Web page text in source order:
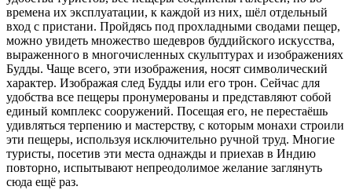
времена их эксплуатации, к каждой из них, шёл отдельный
вход с пристани. Пройдясь под прохладными сводами пещер,
можно увидеть множество шедевров буддийского искусства,
выраженного в многочисленных скульптурах и изображениях
Будды. Чаще всего, эти изображения, носят символический
характер. Изображая след Будды или его трон. Сейчас для
удобства все пещеры пронумерованы и представляют собой
единый комплекс сооружений. Посещая его, не перестаёшь
удивляться терпению и мастерству, с которым монахи строили
эти пещеры, используя исключительно ручной труд. Многие
туристы, посетив эти места однажды и приехав в Индию
повторно, испытывают непреодолимое желание заглянуть
сюда ещё раз.